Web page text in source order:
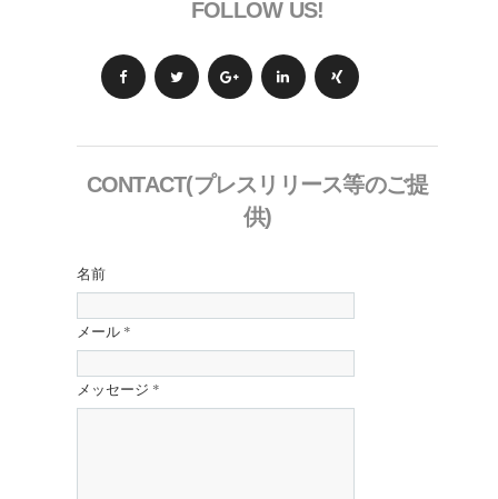
FOLLOW US!
CONTACT(プレスリリース等のご提
供)
名前
メール *
メッセージ *